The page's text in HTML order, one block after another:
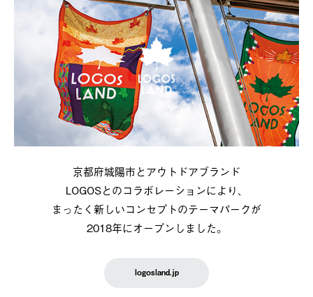
京都府城陽市とアウトドアブランド
LOGOSとのコラボレーションにより、
まったく新しいコンセプトのテーマパークが
2018年にオープンしました。
logosland.jp